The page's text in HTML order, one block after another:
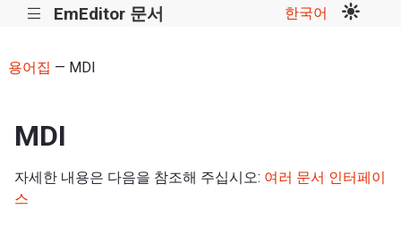
||| EmEditor 문서 한국어
용어집 — MDI
MDI
자세한 내용은 다음을 참조해 주십시오: 여러 문서 인터페이
스